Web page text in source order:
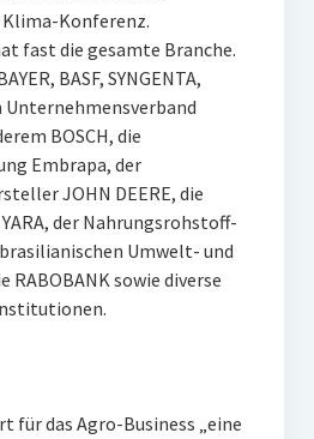
Konferenz.
fast die gesamte Branche.
BASF, SYNGENTA,
Unternehmensverband
BOSCH, die
Embrapa, der
JOHN DEERE, die
der Nahrungsrohstoff-
brasilianischen Umwelt- und
sowie diverse
für das Agro-Business „eine